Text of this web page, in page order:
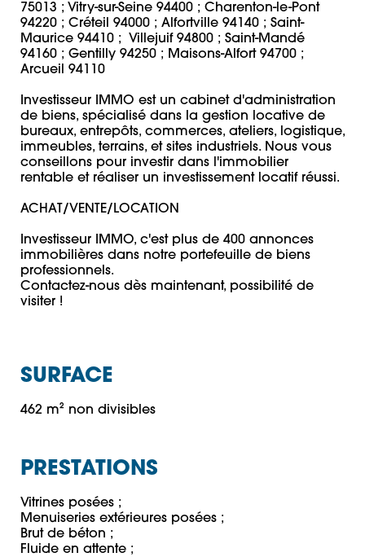
75013 ; Vitry-sur-Seine 94400 ; Charenton-le-Pont
94220 ; Créteil 94000 ; Alfortville 94140 ; Saint-
Maurice 94410 ;  Villejuif 94800 ; Saint-Mandé
94160 ; Gentilly 94250 ; Maisons-Alfort 94700 ;
Arcueil 94110
Investisseur IMMO est un cabinet d'administration
de biens, spécialisé dans la gestion locative de
bureaux, entrepôts, commerces, ateliers, logistique,
immeubles, terrains, et sites industriels. Nous vous
conseillons pour investir dans l'immobilier
rentable et réaliser un investissement locatif réussi.
ACHAT/VENTE/LOCATION
Investisseur IMMO, c'est plus de 400 annonces
immobilières dans notre portefeuille de biens
professionnels.
Contactez-nous dès maintenant, possibilité de
SURFACE
462 m² non divisibles
PRESTATIONS
Vitrines posées ;
Menuiseries extérieures posées ;
Brut de béton ;
Fluide en attente ;